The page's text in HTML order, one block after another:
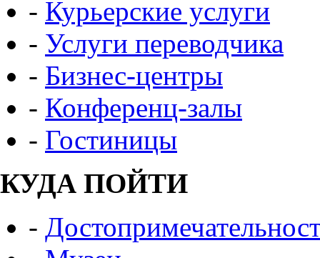
- Курьерские услуги
- Услуги переводчика
- Бизнес-центры
- Конференц-залы
- Гостиницы
КУДА ПОЙТИ
-